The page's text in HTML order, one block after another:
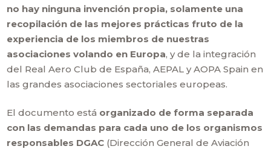
no hay ninguna invención propia, solamente una
recopilación de las mejores prácticas fruto de la
experiencia de los miembros de nuestras
asociaciones volando en Europa, y de la integración
del Real Aero Club de España, AEPAL y AOPA Spain en
las grandes asociaciones sectoriales europeas.
El documento está organizado de forma separada
con las demandas para cada uno de los organismos
responsables DGAC (Dirección General de Aviación